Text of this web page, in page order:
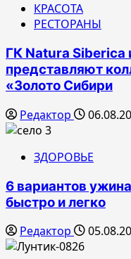
КРАСОТА
РЕСТОРАНЫ
ГК Natura Siberica
представляют
«Золото Сибири
Редактор
ЗДОРОВЬЕ
6 вариантов
быстро и легко
Редактор